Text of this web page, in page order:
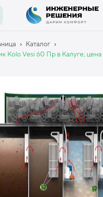
› Каталог ›
Kolo Vesi 60 Пр в Калуге; цена